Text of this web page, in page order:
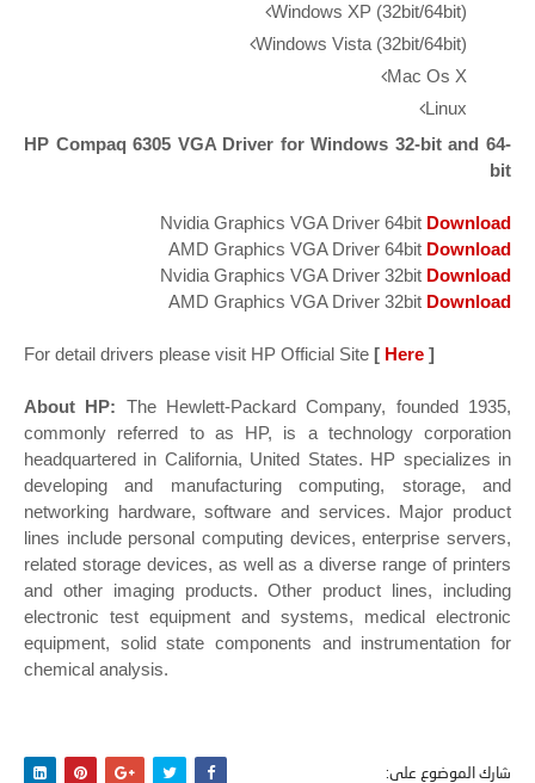
Windows XP (32bit/64bit)
Windows Vista (32bit/64bit)
Mac Os X
Linux
HP Compaq 6305 VGA Driver for Windows 32-bit and 64-
bit
Nvidia Graphics VGA Driver 64bit Download
AMD Graphics VGA Driver 64bit Download
Nvidia Graphics VGA Driver 32bit Download
AMD Graphics VGA Driver 32bit Download
For detail drivers please visit HP Official Site [ Here ]
About HP: The Hewlett-Packard Company, founded 1935,
commonly referred to as HP, is a technology corporation
headquartered in California, United States. HP specializes in
developing and manufacturing computing, storage, and
networking hardware, software and services. Major product
lines include personal computing devices, enterprise servers,
related storage devices, as well as a diverse range of printers
and other imaging products. Other product lines, including
electronic test equipment and systems, medical electronic
equipment, solid state components and instrumentation for
chemical analysis.
شارك الموضوع على: